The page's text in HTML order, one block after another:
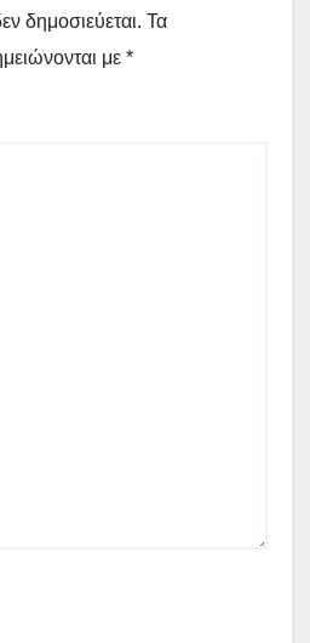
δημοσιεύεται. Τα
με *